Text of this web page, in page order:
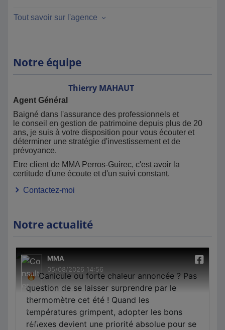
Tout savoir sur l'agence
Notre équipe
Thierry MAHAUT
Agent Général
Baigné dans l'assurance des professionnels et
le conseil en gestion de patrimoine depuis plus de 20
ans, je suis à votre disposition pour vous écouter et
déterminer une stratégie d'investissement et de
prévoyance.
Etre client de MMA Perros-Guirec, c'est avoir la
certitude d'une écoute et d'un suivi constant.
Contactez-moi
Notre actualité